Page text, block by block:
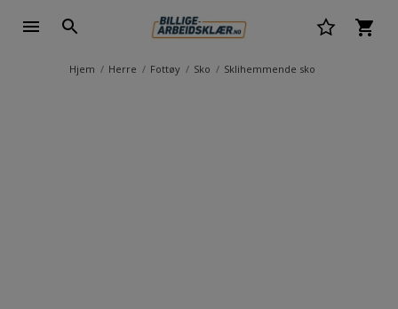
Hjem Herre Fottøy Sko Sklihemmende sko